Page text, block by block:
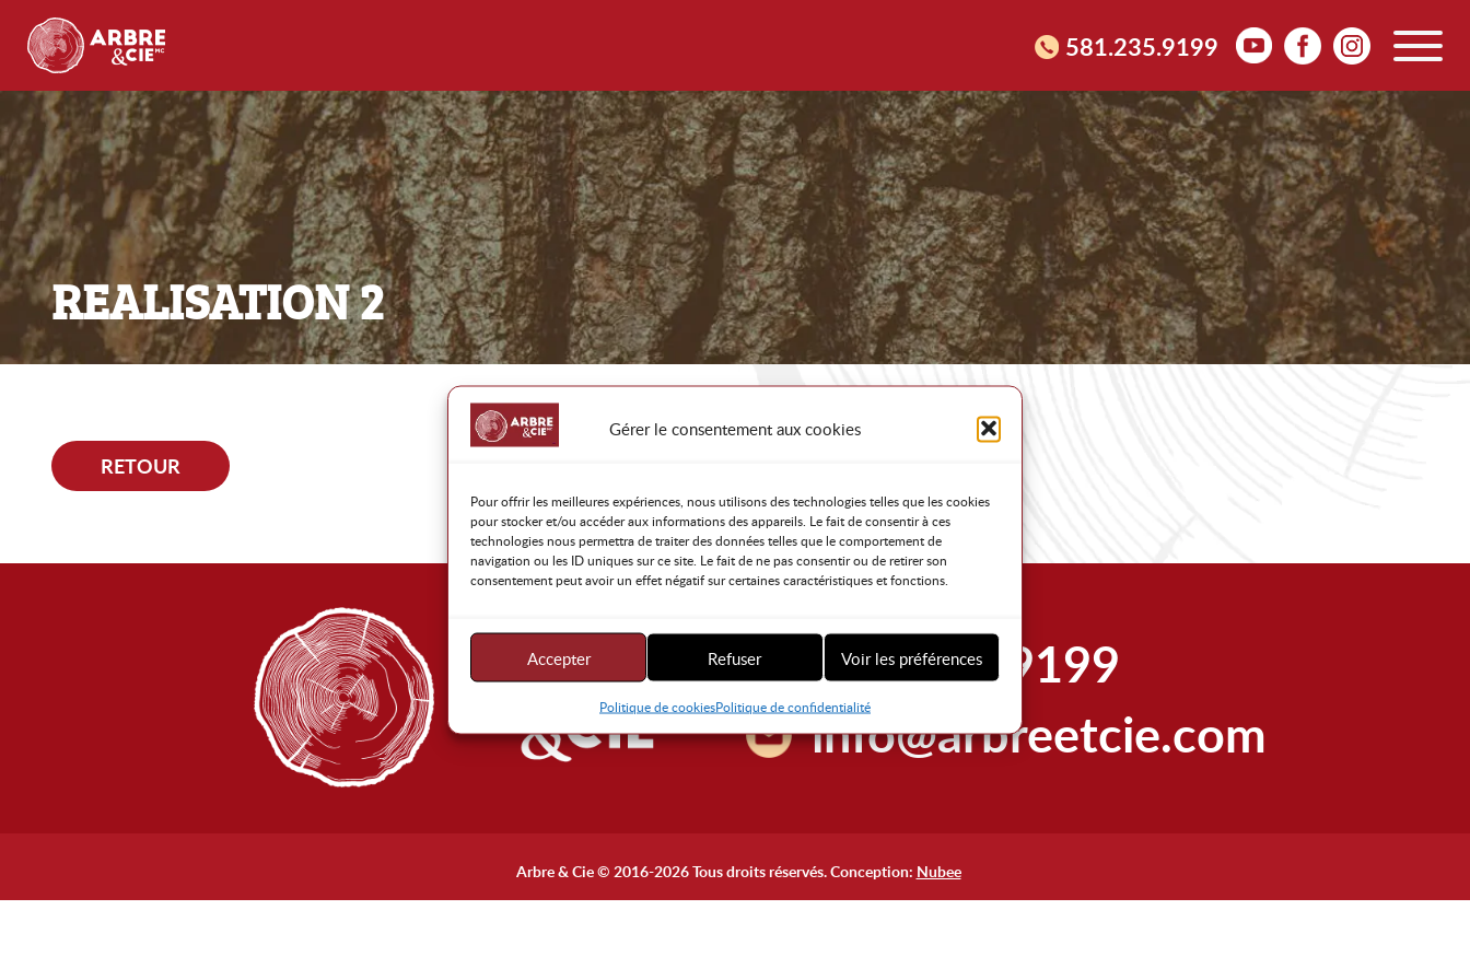
Gérer le consentement aux cookies
Pour offrir les meilleures expériences, nous utilisons des technologies telles que les cookies
pour stocker et/ou accéder aux informations des appareils. Le fait de consentir à ces
technologies nous permettra de traiter des données telles que le comportement de
navigation ou les ID uniques sur ce site. Le fait de ne pas consentir ou de retirer son
consentement peut avoir un effet négatif sur certaines caractéristiques et fonctions.
Accepter Refuser Voir les préférences
Politique de cookiesPolitique de confidentialité
581.235.9199
REALISATION 2
RETOUR
581.235.9199
info@arbreetcie.com
Arbre & Cie © 2016-2026 Tous droits réservés. Conception: Nubee